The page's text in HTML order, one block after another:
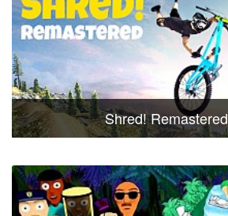
Shred! Remastered